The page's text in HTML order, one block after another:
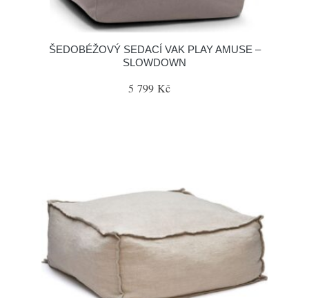
ŠEDOBÉŽOVÝ SEDACÍ VAK PLAY AMUSE –
SLOWDOWN
5 799 Kč